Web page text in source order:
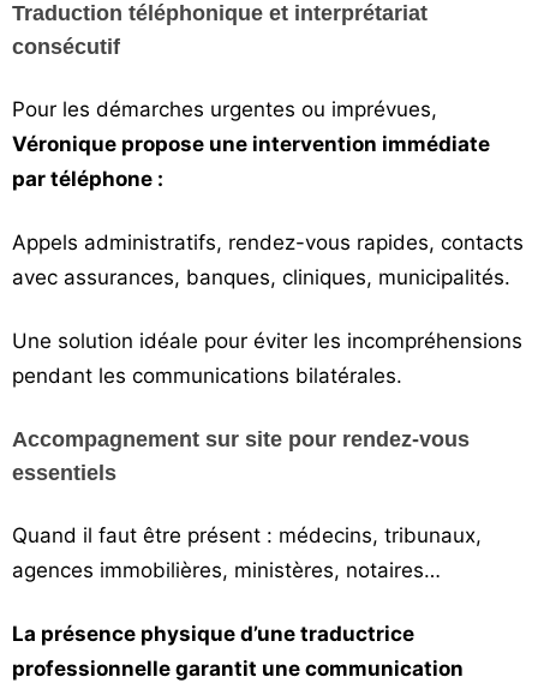
Traduction téléphonique et interprétariat
consécutif
Pour les démarches urgentes ou imprévues,
Véronique propose une intervention immédiate
par téléphone :
Appels administratifs, rendez-vous rapides, contacts
avec assurances, banques, cliniques, municipalités.
Une solution idéale pour éviter les incompréhensions
pendant les communications bilatérales.
Accompagnement sur site pour rendez-vous
essentiels
Quand il faut être présent : médecins, tribunaux,
agences immobilières, ministères, notaires…
La présence physique d’une traductrice
professionnelle garantit une communication